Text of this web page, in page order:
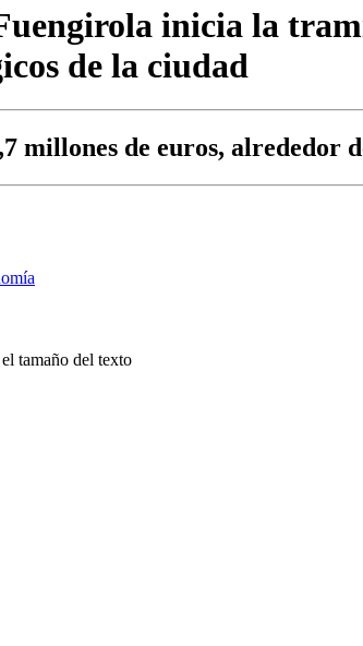
inicia la
de la ciudad
millones de euros, alrededor